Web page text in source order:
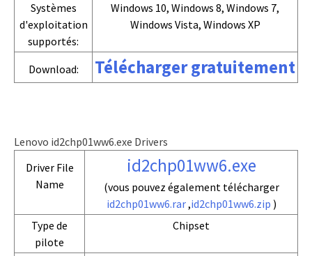
Systèmes
d'exploitation
supportés:
Windows 10, Windows 8, Windows 7,
Windows Vista, Windows XP
Download: Télécharger gratuitement
Lenovo id2chp01ww6.exe Drivers
Driver File
Name
id2chp01ww6.exe
(vous pouvez également télécharger
id2chp01ww6.rar,id2chp01ww6.zip )
Type de
pilote
Chipset